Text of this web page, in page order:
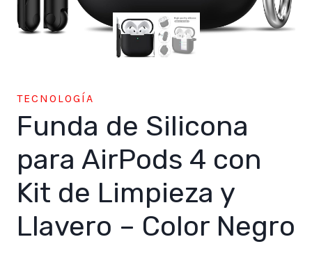
TECNOLOGÍA
Funda de Silicona
para AirPods 4 con
Kit de Limpieza y
Llavero – Color Negro